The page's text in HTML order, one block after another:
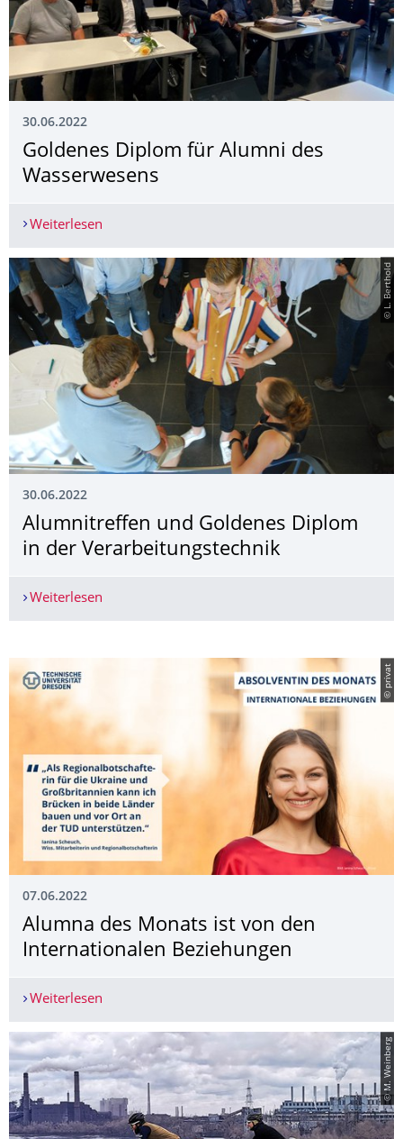
30.06.2022
Goldenes Diplom für Alumni des
Wasserwesens
Weiterlesen
© L. Berthold
30.06.2022
Alumnitreffen und Goldenes Diplom
in der Verarbeitungstech­nik
Weiterlesen
© privat
07.06.2022
Alumna des Monats ist von den
Internationalen Beziehungen
Weiterlesen
© M. Weinberg